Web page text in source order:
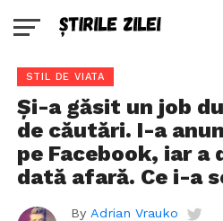
STIL DE VIATA
Și-a găsit un job
de căutări. I-a
pe Facebook, iar a
dată afară. Ce i-a
By Adrian Vrauko